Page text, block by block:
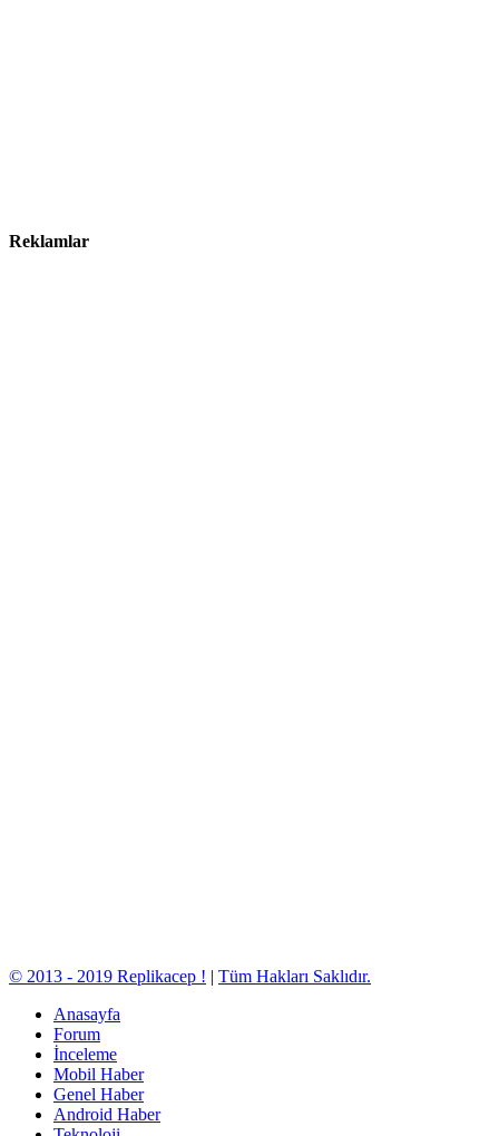
Reklamlar
© 2013 - 2019 Replikacep ! | Tüm Hakları Saklıdır.
Anasayfa
Forum
İnceleme
Mobil Haber
Genel Haber
Android Haber